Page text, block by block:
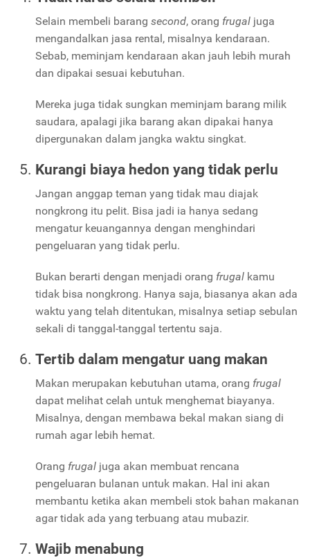
Selain membeli barang second, orang frugal juga
mengandalkan jasa rental, misalnya kendaraan.
Sebab, meminjam kendaraan akan jauh lebih murah
dan dipakai sesuai kebutuhan.
Mereka juga tidak sungkan meminjam barang milik
saudara, apalagi jika barang akan dipakai hanya
dipergunakan dalam jangka waktu singkat.
Kurangi biaya hedon yang tidak perlu
Jangan anggap teman yang tidak mau diajak
nongkrong itu pelit. Bisa jadi ia hanya sedang
mengatur keuangannya dengan menghindari
pengeluaran yang tidak perlu.
Bukan berarti dengan menjadi orang frugal kamu
tidak bisa nongkrong. Hanya saja, biasanya akan ada
waktu yang telah ditentukan, misalnya setiap sebulan
sekali di tanggal-tanggal tertentu saja.
Tertib dalam mengatur uang makan
Makan merupakan kebutuhan utama, orang frugal
dapat melihat celah untuk menghemat biayanya.
Misalnya, dengan membawa bekal makan siang di
rumah agar lebih hemat.
Orang frugal juga akan membuat rencana
pengeluaran bulanan untuk makan. Hal ini akan
membantu ketika akan membeli stok bahan makanan
agar tidak ada yang terbuang atau mubazir.
Wajib menabung